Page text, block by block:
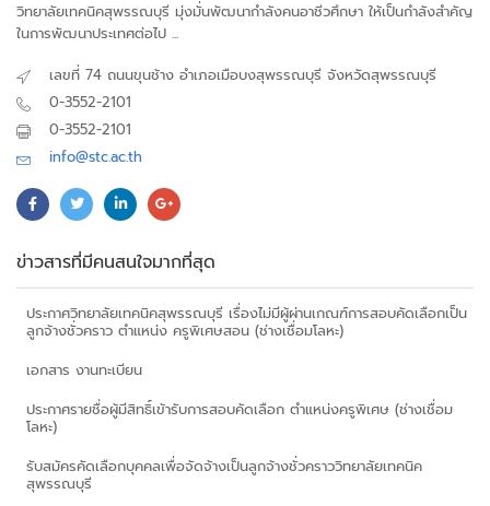
วิทยาลัยเทคนิคสุพรรณบุรี มุ่งมั่นพัฒนากำลังคนอาชีวศึกษา ให้เป็นกำลังสำคัญ
ในการพัฒนาประเทศต่อไป ...
เลขที่ 74 ถนนขุนช้าง อำเภอเมือบงสุพรรณบุรี จังหวัดสุพรรณบุรี
0-3552-2101
0-3552-2101
info@stc.ac.th
ข่าวสารที่มีคนสนใจมากที่สุด
ประกาศวิทยาลัยเทคนิคสุพรรณบุรี เรื่องไม่มีผู้ผ่านเกณฑ์การสอบคัดเลือกเป็น
ลูกจ้างชั่วคราว ตำแหน่ง ครูพิเศษสอน (ช่างเชื่อมโลหะ)
เอกสาร งานทะเบียน
ประกาศรายชื่อผู้มีสิทธิ์เข้ารับการสอบคัดเลือก ตำแหน่งครูพิเศษ (ช่างเชื่อม
โลหะ)
รับสมัครคัดเลือกบุคคลเพื่อจัดจ้างเป็นลูกจ้างชั่วคราววิทยาลัยเทคนิค
สุพรรณบุรี